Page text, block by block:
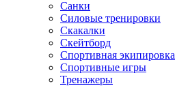
Санки
Силовые тренировки
Скакалки
Скейтборд
Спортивная экипировка
Спортивные игры
Тренажеры